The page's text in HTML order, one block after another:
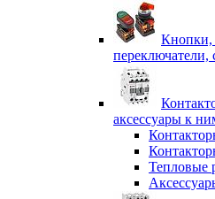
Кнопки,
переключатели,
аксессуары к
Тепловые